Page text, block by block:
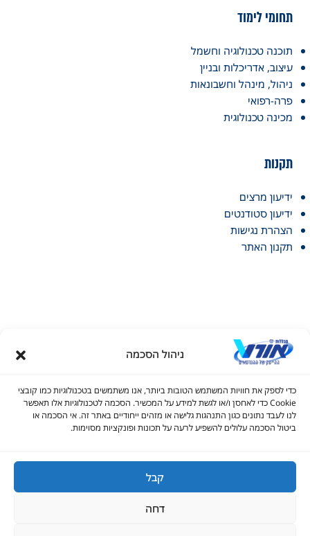
ניהול הסכמה
כדי לספק את חוויות המשתמש הטובות ביותר, אנו משתמשים בטכנולוגיות כמו קובצי
Cookie כדי לאחסן ו/או לגשת למידע על המכשיר. הסכמה לטכנולוגיות אלו תאפשר
לנו לעבד נתונים כגון התנהגות גלישה או מזהים ייחודיים באתר זה. אי הסכמה או
ביטול הסכמה עלולים להשפיע לרעה על תכונות ופונקציות מסוימות.
קבל
דחה
תחומי לימוד
תוכנה טכנולוגיה וחשמל
עיצוב, אדריכלות ובניין
ניהול, מינהל וחשבונאות
פרה-רפואי
מכינה טכנולוגית
תקנות
ידיעון מרצים
ידיעון סטודנטים
הצהרת נגישות
תקנון האתר
© כל הזכויות שמורות למכללות אורט 2026
infolead@ort.org.il
1700-70-22-60
טקסט
טקסט